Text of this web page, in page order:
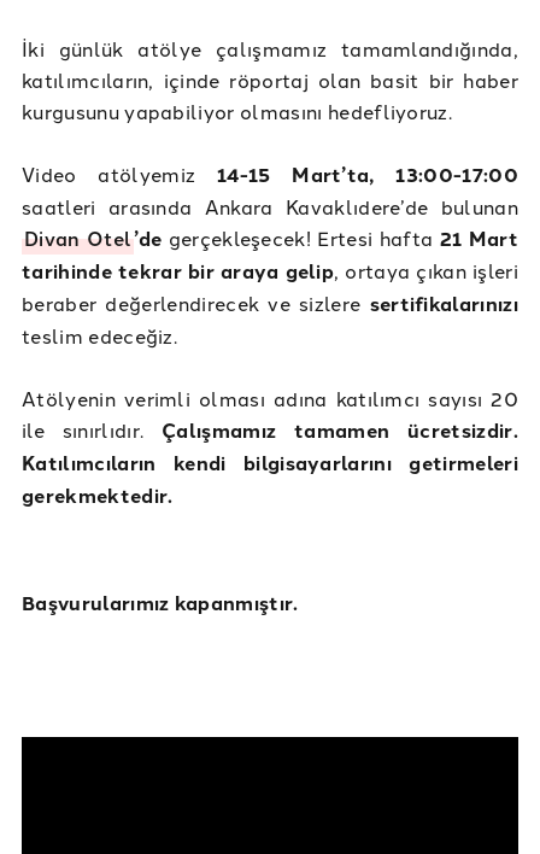
İki günlük atölye çalışmamız tamamlandığında,
katılımcıların, içinde röportaj olan basit bir haber
kurgusunu yapabiliyor olmasını hedefliyoruz.
Video atölyemiz 14-15 Mart’ta, 13:00-17:00
saatleri arasında Ankara Kavaklıdere’de bulunan
Divan Otel’de gerçekleşecek! Ertesi hafta 21 Mart
tarihinde tekrar bir araya gelip, ortaya çıkan işleri
beraber değerlendirecek ve sizlere sertifikalarınızı
teslim edeceğiz.
Atölyenin verimli olması adına katılımcı sayısı 20
ile sınırlıdır. Çalışmamız tamamen ücretsizdir.
Katılımcıların kendi bilgisayarlarını getirmeleri
gerekmektedir.
Başvurularımız kapanmıştır.